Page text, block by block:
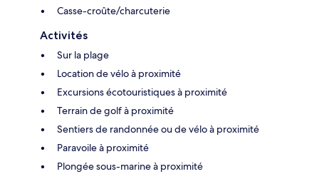
Casse-croûte/charcuterie
Activités
Sur la plage
Location de vélo à proximité
Excursions écotouristiques à proximité
Terrain de golf à proximité
Sentiers de randonnée ou de vélo à proximité
Paravoile à proximité
Plongée sous-marine à proximité